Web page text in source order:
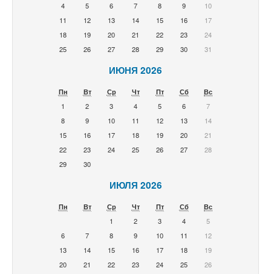
4
5 6 7 8 9
10
11
12 13 14 15 16
17
18
19 20 21 22 23
24
25
26 27 28 29 30 31
ИЮНЯ 2026
Пн Вт Ср Чт Пт Сб
Вс
1
2 3 4 5 6
7
8
9 10 11 12 13
14
15
16 17 18 19 20
21
22
23 24 25 26 27
28
29
30
ИЮЛЯ 2026
Пн Вт Ср Чт Пт Сб
Вс
1
2 3 4
5
6
7 8 9 10 11
12
13
14 15 16 17 18
19
20
21 22 23 24 25 26